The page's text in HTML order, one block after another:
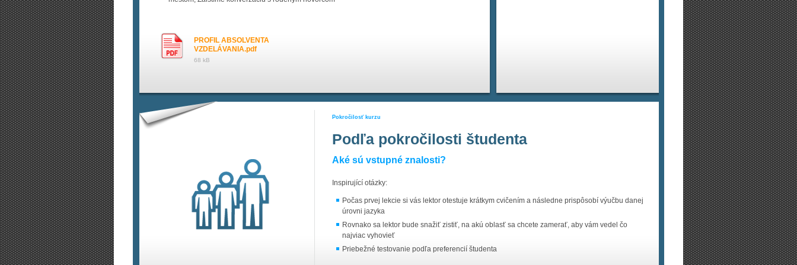
PROFIL ABSOLVENTA
VZDELÁVANIA.pdf
68 kB
Pokročilosť kurzu
Podľa pokročilosti študenta
Aké sú vstupné znalosti?
Inspirující otázky:
Počas prvej lekcie si vás lektor otestuje krátkym cvičením a následne prispôsobí výučbu danej
úrovni jazyka
Rovnako sa lektor bude snažiť zistiť, na akú oblasť sa chcete zamerať, aby vám vedel čo
najviac vyhovieť
Priebežné testovanie podľa preferencií študenta